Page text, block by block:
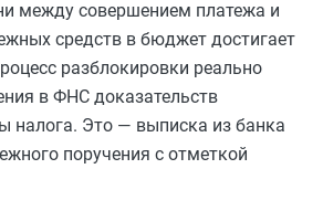
между совершением платежа и
средств в бюджет достигает
разблокировки реально
в ФНС доказательств
налога. Это — выписка из банка
поручения с отметкой